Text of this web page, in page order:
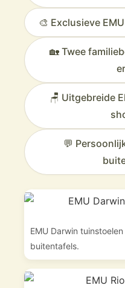
🎨 Exclusieve
🏡 Twee
🪑 Uitgebreide
💬
EMU Darwin
buitentafels.